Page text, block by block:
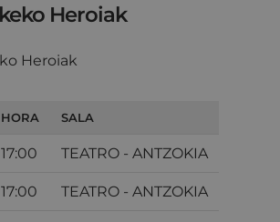
Heroiak
HORA SALA
17:00 TEATRO - ANTZOKIA
17:00 TEATRO - ANTZOKIA